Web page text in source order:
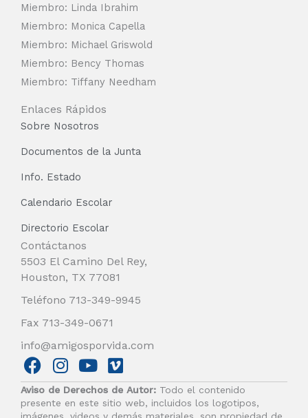
Miembro: Linda Ibrahim
Miembro: Monica Capella
Miembro: Michael Griswold
Miembro: Bency Thomas
Miembro: Tiffany Needham
Enlaces Rápidos
Sobre Nosotros
Documentos de la Junta
Info. Estado
Calendario Escolar
Directorio Escolar
Contáctanos
5503 El Camino Del Rey,
Houston, TX 77081
Teléfono 713-349-9945
Fax 713-349-0671
info@amigosporvida.com
F
a
c
e
I
n
s
t
Y
o
u
t
V
i
m
e
Aviso de Derechos de Autor: Todo el contenido
presente en este sitio web, incluidos los logotipos,